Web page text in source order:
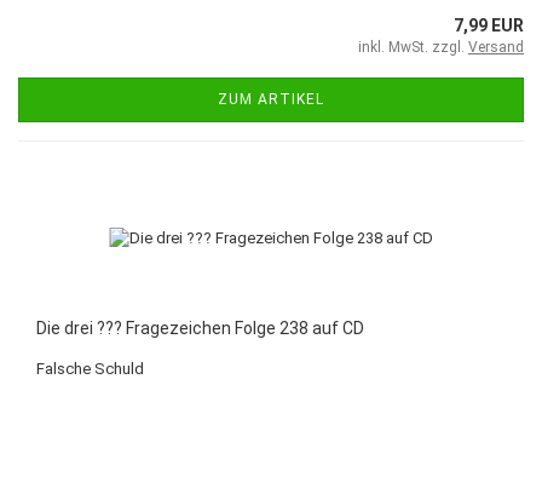
7,99 EUR
inkl. MwSt. zzgl. Versand
ZUM ARTIKEL
Die drei ??? Fragezeichen Folge 238 auf CD
Falsche Schuld